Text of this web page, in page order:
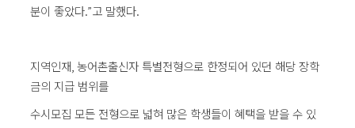
분이 좋았다.”고 말했다.
지역인재,농어촌출신자 특별전형으로 한정되어 있던 해당 장학
금의 지급 범위를
수시모집 모든 전형으로 넓혀 많은 학생들이 혜택을 받을 수 있